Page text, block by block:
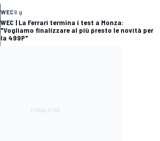
WEC9 g
WEC | La Ferrari termina i test a Monza:
"Vogliamo finalizzare al più presto le novità per
la 499P"